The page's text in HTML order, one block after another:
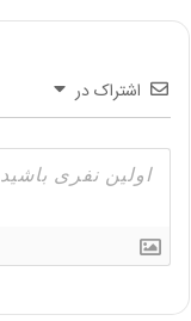
اشتراک در